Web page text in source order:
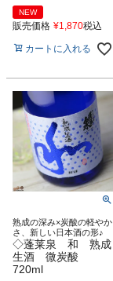
NEW
販売価格 ¥1,870税込
カートに入れる
熟成の深み×炭酸の軽やか
さ、新しい日本酒の形♪
◇蓬莱泉 和 熟成
生酒 微炭酸
720ml